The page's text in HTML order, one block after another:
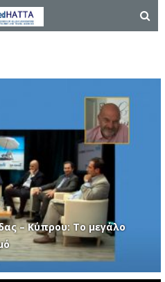
– Κύπρου: Το μεγάλο